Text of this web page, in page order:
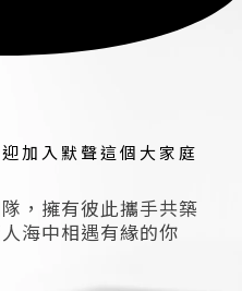
加入默聲這個大家庭
，擁有彼此攜手共築
海中相遇有緣的你